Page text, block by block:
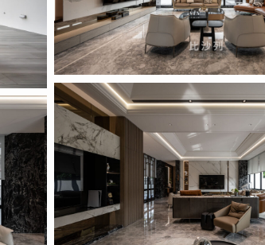
Proposal
_pic_1_2